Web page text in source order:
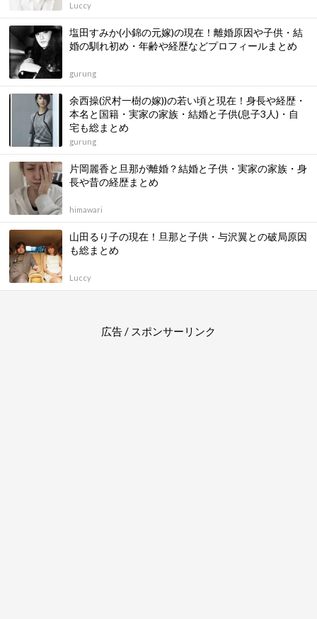
Luccy
塩田すみか(小錦の元嫁)の現在！離婚原因や子供・結
婚の馴れ初め・年齢や経歴などプロフィールまとめ
gurung
余西操(沢村一樹の嫁))の若い頃と現在！身長や経歴・
本名と国籍・実家の家族・結婚と子供(息子3人)・自
宅も総まとめ
gurung
片岡麗香と旦那が離婚？結婚と子供・実家の家族・身
長や昔の経歴まとめ
himawari
山田るり子の現在！旦那と子供・与沢翼との破局原因
も総まとめ
Luccy
広告 / スポンサーリンク